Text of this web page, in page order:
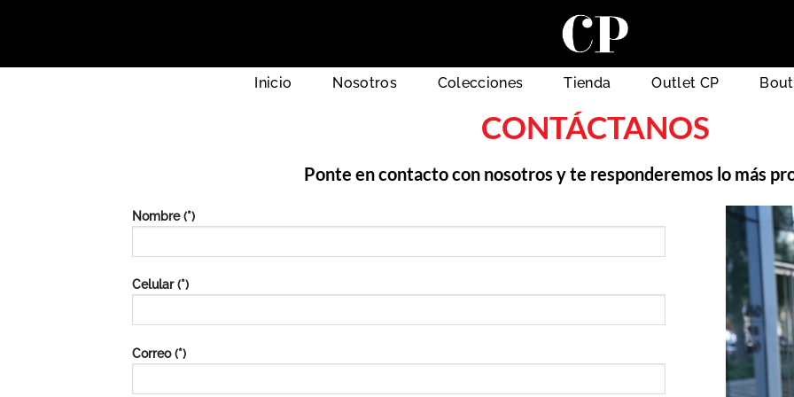
Inicio
Nosotros Colecciones Tienda Outlet CP
CONTÁCTANOS
Ponte en contacto con nosotros y te responderemos lo más
Nombre (*)
Celular (*)
Correo (*)